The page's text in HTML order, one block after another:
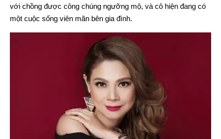
với chồng được công chúng ngưỡng mộ, và cô hiện đang có
một cuộc sống viên mãn bên gia đình.